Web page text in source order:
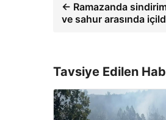
← Ramazanda
ve sahur arasında
Tavsiye Edilen